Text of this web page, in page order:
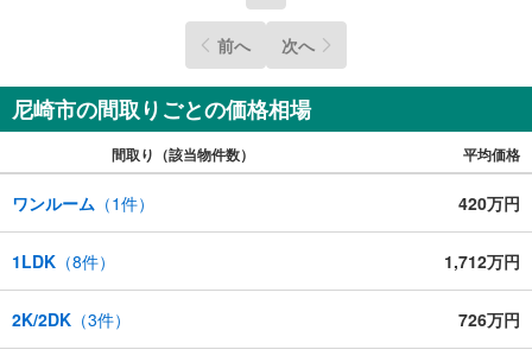
前へ 次へ
尼崎市の間取りごとの価格相場
間取り（該当物件数） 平均価格
ワンルーム （1件） 420万円
1LDK （8件） 1,712万円
2K/2DK （3件） 726万円